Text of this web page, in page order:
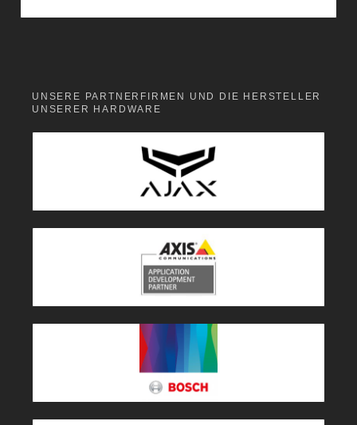
UNSERE PARTNERFIRMEN UND DIE HERSTELLER
UNSERER HARDWARE